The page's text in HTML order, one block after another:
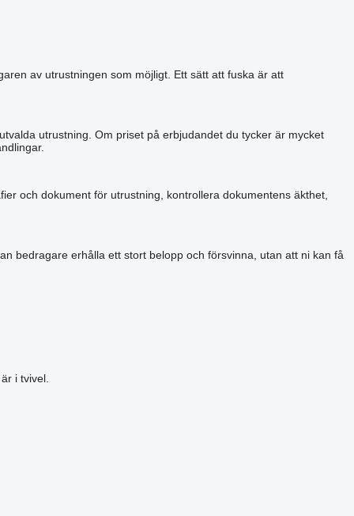
av utrustningen som möjligt. Ett sätt att fuska är att
utrustning. Om priset på erbjudandet du tycker är mycket
och dokument för utrustning, kontrollera dokumentens äkthet,
bedragare erhålla ett stort belopp och försvinna, utan att ni kan få
i tvivel.